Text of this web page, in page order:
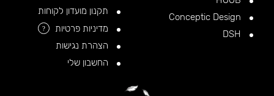
תקנון מועדון לקוחות
מדיניות פרטיות
?
הצהרת נגישות
החשבון שלי